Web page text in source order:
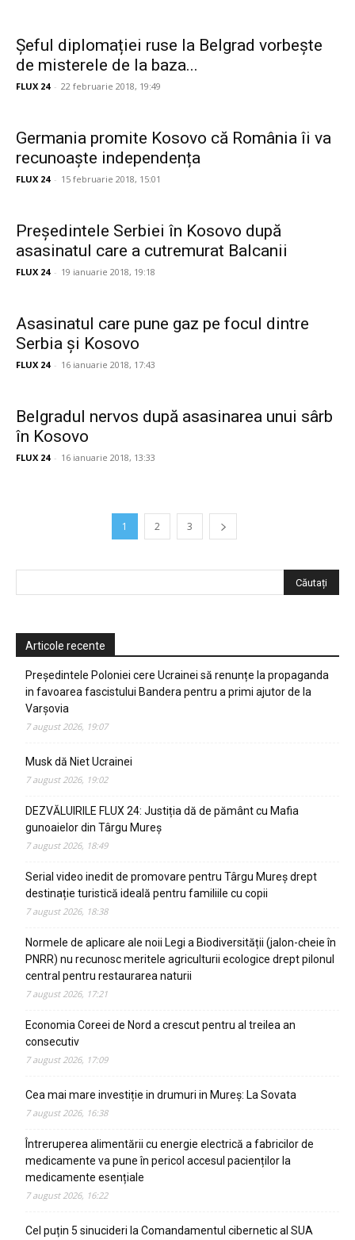
Șeful diplomației ruse la Belgrad vorbește
de misterele de la baza...
FLUX 24 - 22 februarie 2018, 19:49
Germania promite Kosovo că România îi va
recunoaște independența
FLUX 24 - 15 februarie 2018, 15:01
Președintele Serbiei în Kosovo după
asasinatul care a cutremurat Balcanii
FLUX 24 - 19 ianuarie 2018, 19:18
Asasinatul care pune gaz pe focul dintre
Serbia și Kosovo
FLUX 24 - 16 ianuarie 2018, 17:43
Belgradul nervos după asasinarea unui sârb
în Kosovo
FLUX 24 - 16 ianuarie 2018, 13:33
1 2 3
Articole recente
Președintele Poloniei cere Ucrainei să renunțe la propaganda
in favoarea fascistului Bandera pentru a primi ajutor de la
Varșovia
7 august 2026, 19:07
Musk dă Niet Ucrainei
7 august 2026, 19:02
DEZVĂLUIRILE FLUX 24: Justiția dă de pământ cu Mafia
gunoaielor din Târgu Mureș
7 august 2026, 18:49
Serial video inedit de promovare pentru Târgu Mureș drept
destinație turistică ideală pentru familiile cu copii
7 august 2026, 18:38
Normele de aplicare ale noii Legi a Biodiversității (jalon-cheie în
PNRR) nu recunosc meritele agriculturii ecologice drept pilonul
central pentru restaurarea naturii
7 august 2026, 17:21
Economia Coreei de Nord a crescut pentru al treilea an
consecutiv
7 august 2026, 17:09
Cea mai mare investiție in drumuri in Mureș: La Sovata
7 august 2026, 16:38
Întreruperea alimentării cu energie electrică a fabricilor de
medicamente va pune în pericol accesul pacienților la
medicamente esențiale
7 august 2026, 16:22
Cel puțin 5 sinucideri la Comandamentul cibernetic al SUA